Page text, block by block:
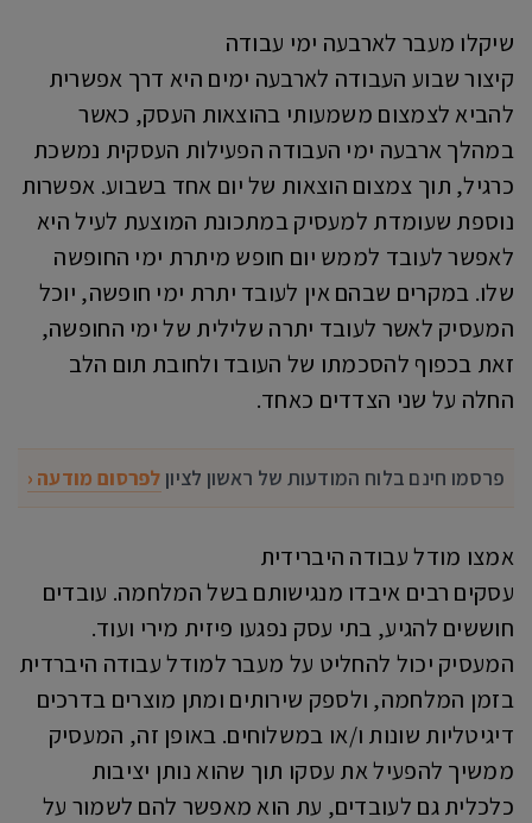
שיקלו מעבר לארבעה ימי עבודה
קיצור שבוע העבודה לארבעה ימים היא דרך אפשרית
להביא לצמצום משמעותי בהוצאות העסק, כאשר
במהלך ארבעה ימי העבודה הפעילות העסקית נמשכת
כרגיל, תוך צמצום הוצאות של יום אחד בשבוע. אפשרות
נוספת שעומדת למעסיק במתכונת המוצעת לעיל היא
לאפשר לעובד לממש יום חופש מיתרת ימי החופשה
שלו. במקרים שבהם אין לעובד יתרת ימי חופשה, יוכל
המעסיק לאשר לעובד יתרה שלילית של ימי החופשה,
זאת בכפוף להסכמתו של העובד ולחובת תום הלב
החלה על שני הצדדים כאחד.
פרסמו חינם בלוח המודעות של ראשון לציון לפרסום מודעה ‹
אמצו מודל עבודה היברידית
עסקים רבים איבדו מנגישותם בשל המלחמה. עובדים
חוששים להגיע, בתי עסק נפגעו פיזית מירי ועוד.
המעסיק יכול להחליט על מעבר למודל עבודה היברדית
בזמן המלחמה, ולספק שירותים ומתן מוצרים בדרכים
דיגיטליות שונות ו/או במשלוחים. באופן זה, המעסיק
ממשיך להפעיל את עסקו תוך שהוא נותן יציבות
כלכלית גם לעובדים, עת הוא מאפשר להם לשמור על